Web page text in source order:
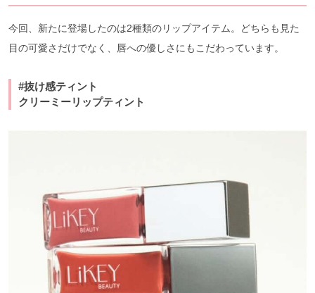
今回、新たに登場したのは2種類のリップアイテム。どちらも見た
目の可愛さだけでなく、唇への優しさにもこだわっています。
#抜け感ティント
クリーミーリップティント